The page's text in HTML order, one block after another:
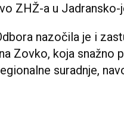
ZHŽ-a u
nazočila je i
Zovko, koja snažno
suradnje,